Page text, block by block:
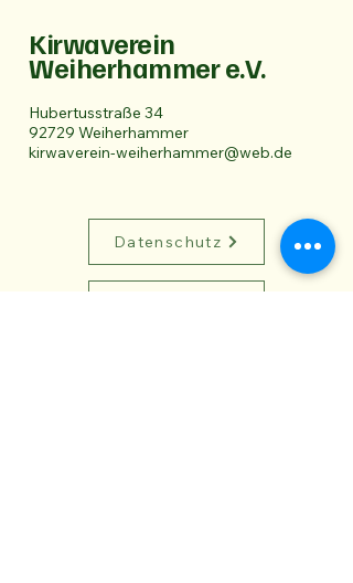
Kirwaverein
Weiherhammer e.V.
Hubertusstraße 34
92729 Weiherhammer
kirwaverein-weiherhammer@web.de
Datenschutz